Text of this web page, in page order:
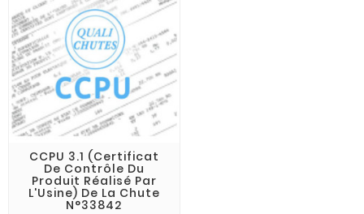
CCPU 3.1 (Certificat
De Contrôle Du
Produit Réalisé Par
L'Usine) De La Chute
N°33842